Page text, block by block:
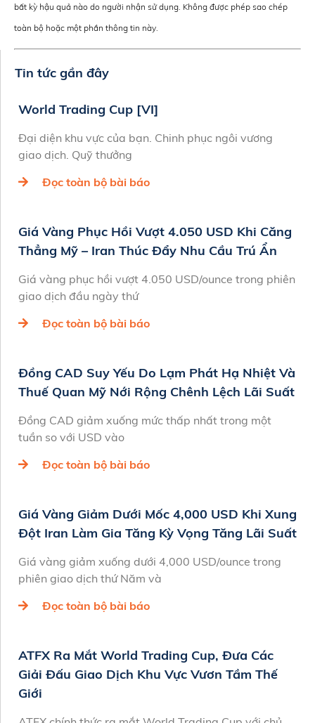
bất kỳ hậu quả nào do người nhận sử dụng. Không được phép sao chép
toàn bộ hoặc một phần thông tin này.
Tin tức gần đây
World Trading Cup [VI]
Đại diện khu vực của bạn. Chinh phục ngôi vương
giao dịch. Quỹ thưởng
Đọc toàn bộ bài báo
Giá Vàng Phục Hồi Vượt 4.050 USD Khi Căng
Thẳng Mỹ – Iran Thúc Đẩy Nhu Cầu Trú Ẩn
Giá vàng phục hồi vượt 4.050 USD/ounce trong phiên
giao dịch đầu ngày thứ
Đọc toàn bộ bài báo
Đồng CAD Suy Yếu Do Lạm Phát Hạ Nhiệt Và
Thuế Quan Mỹ Nới Rộng Chênh Lệch Lãi Suất
Đồng CAD giảm xuống mức thấp nhất trong một
tuần so với USD vào
Đọc toàn bộ bài báo
Giá Vàng Giảm Dưới Mốc 4,000 USD Khi Xung
Đột Iran Làm Gia Tăng Kỳ Vọng Tăng Lãi Suất
Giá vàng giảm xuống dưới 4,000 USD/ounce trong
phiên giao dịch thứ Năm và
Đọc toàn bộ bài báo
ATFX Ra Mắt World Trading Cup, Đưa Các
Giải Đấu Giao Dịch Khu Vực Vươn Tầm Thế
Giới